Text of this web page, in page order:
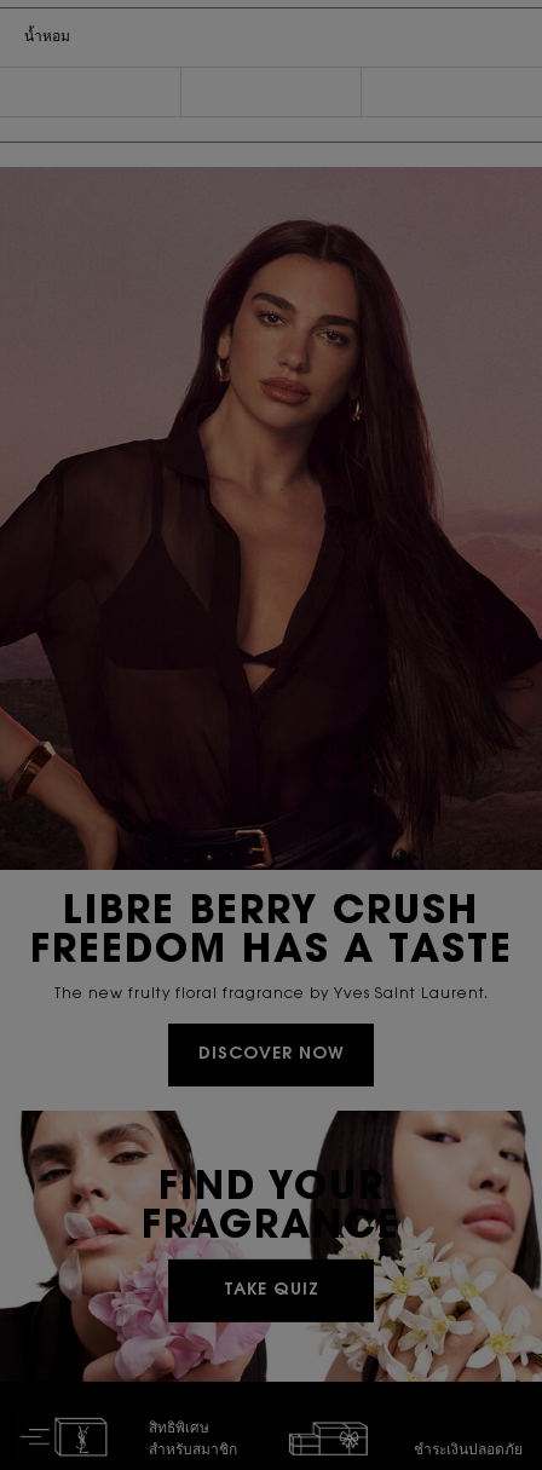
น้ำหอม
LIBRE BERRY CRUSH
FREEDOM HAS A TASTE
The new fruity floral fragrance by Yves Saint Laurent.
DISCOVER NOW
FIND YOUR
FRAGRANCE
TAKE QUIZ
สิทธิพิเศษ
สำหรับสมาชิก
ชำระเงินปลอดภัย